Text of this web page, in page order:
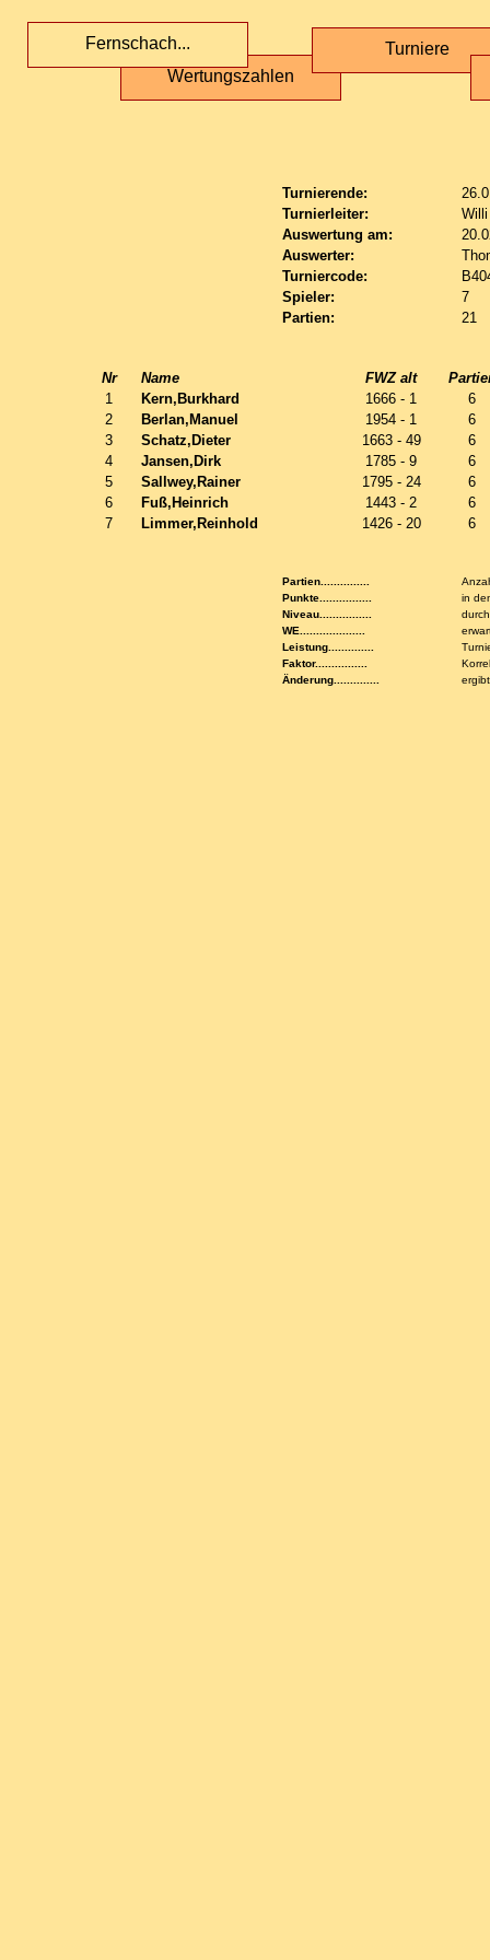
Wertungszahlen
Fernschach... Turniere
Turnierende:
Turnierleiter:
Auswertung am:
Auswerter:
Turniercode:
Spieler:
7
Partien:
21
Nr Name FWZ alt
1
Kern,Burkhard 1666 - 1
6
2
Berlan,Manuel 1954 - 1
6
3
Schatz,Dieter 1663 - 49
6
4
Jansen,Dirk 1785 - 9
6
5
Sallwey,Rainer 1795 - 24
6
6
Fuß,Heinrich 1443 - 2
6
7
Limmer,Reinhold 1426 - 20 6
Partien...............
Punkte................
in
Niveau................
WE....................
Leistung..............
Faktor................
Änderung..............